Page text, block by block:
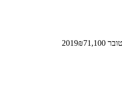
2019
₪71,100